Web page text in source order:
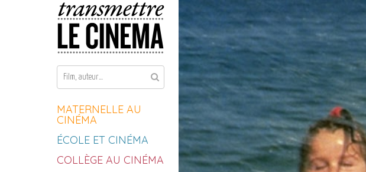
Aller au contenu
MATERNELLE AU
CINÉMA
ÉCOLE ET CINÉMA
COLLÈGE AU CINÉMA